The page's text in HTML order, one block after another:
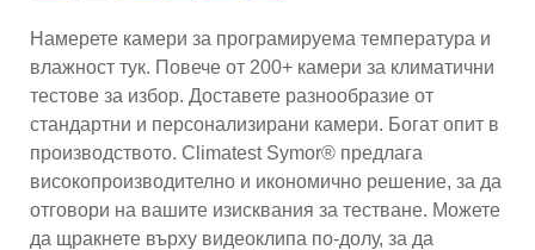
Намерете камери за програмируема температура и
влажност тук. Повече от 200+ камери за климатични
тестове за избор. Доставете разнообразие от
стандартни и персонализирани камери. Богат опит в
производството. Climatest Symor® предлага
високопроизводително и икономично решение, за да
отговори на вашите изисквания за тестване. Можете
да щракнете върху видеоклипа по-долу, за да